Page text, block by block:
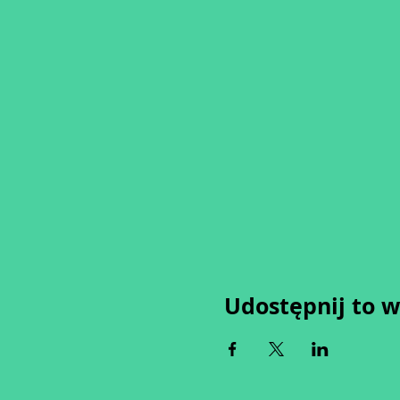
Udostępnij to